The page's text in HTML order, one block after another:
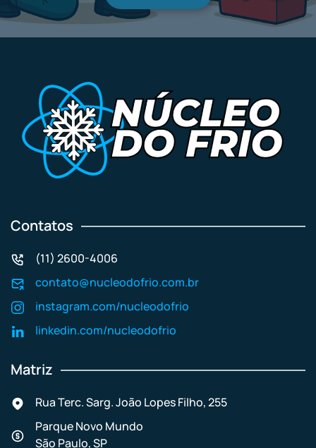
Contatos
(11) 2600-4006
contato@nucleodofrio.com.br
instagram.com/nucleodofrio
linkedin.com/nucleodofrio
Matriz
Rua Terc. Sarg. João Lopes Filho, 255
Parque Novo Mundo
São Paulo, SP